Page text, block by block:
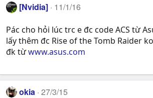
[Nvidia] 11/1/16
Pác cho hỏi lúc trc e đc code ACS từ
lấy thêm đc Rise of the Tomb Raider
đk từwww.asus.com
okia 27/3/15